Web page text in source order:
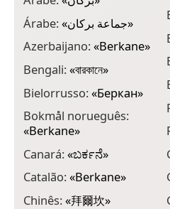
Árabe:«جماعة بركان»
Azerbaijano:«Berkane»
Bengali:«বারকানে»
Bielorrusso:«Беркан»
Bokmål norueguês:
«Berkane»
Canará:«ಬರ್ಕನೆ»
Catalão:«Berkane»
Chinês:«拜爾坎»